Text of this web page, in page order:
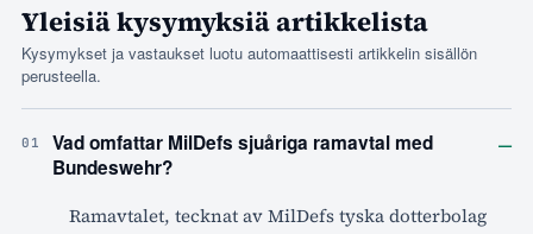
Yleisiä kysymyksiä artikkelista
Kysymykset ja vastaukset luotu automaattisesti artikkelin sisällön
perusteella.
01
Vad omfattar MilDefs sjuåriga ramavtal med
Bundeswehr?
–
Ramavtalet, tecknat av MilDefs tyska dotterbolag